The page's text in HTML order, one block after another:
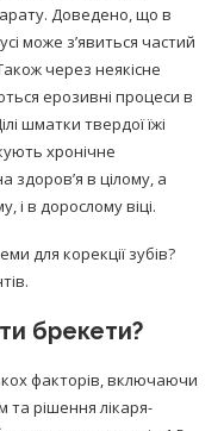
Доведено, що в
може з’явиться частий
через неякісне
ерозивні процеси в
шматки твердої їжі
хронічне
здоров’я в цілому, а
і в дорослому віці.
для корекції зубів?
брекети?
факторів, включаючи
та рішення лікаря-